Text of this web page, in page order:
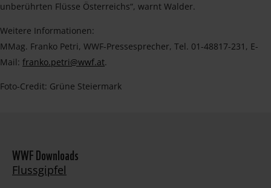
unberührten Flüsse Österreichs“, warnt Walder.
Weitere Informationen:
MMag. Franko Petri, WWF-Pressesprecher, Tel. 01-48817-231, E-
Mail: franko.petri@wwf.at.
Foto-Credit: Grüne Steiermark
WWF Downloads
Flussgipfel